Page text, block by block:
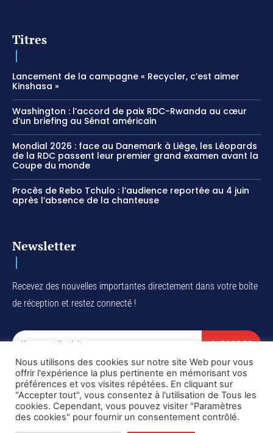
Titres
Lancement de la campagne « Recycler, c’est aimer
Kinshasa »
Washington : l’accord de paix RDC-Rwanda au cœur
d’un briefing au Sénat américain
Mondial 2026 : face au Danemark à Liège, les Léopards
de la RDC passent leur premier grand examen avant la
Coupe du monde
Procès de Rebo Tchulo : l’audience reportée au 4 juin
après l’absence de la chanteuse
Newsletter
Recevez des nouvelles importantes directement dans votre boîte
de réception et restez connecté !
SUBSCRIBE
I've read and accept thePrivacy Policy.
Nous utilisons des cookies sur notre site Web pour vous
offrir l'expérience la plus pertinente en mémorisant vos
préférences et vos visites répétées. En cliquant sur
"Accepter tout", vous consentez à l'utilisation de Tous les
cookies. Cependant, vous pouvez visiter "Paramètres
des cookies" pour fournir un consentement contrôlé.